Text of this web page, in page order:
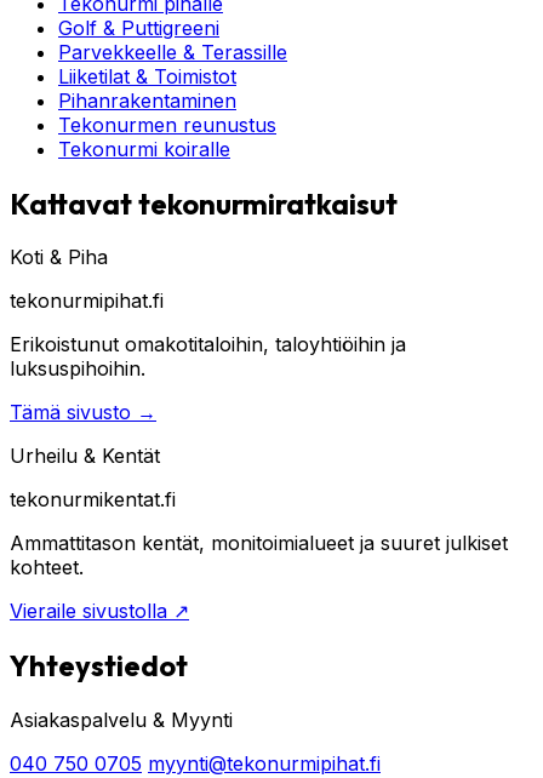
Golf & Puttigreeni
Parvekkeelle & Terassille
Liiketilat & Toimistot
Pihanrakentaminen
Tekonurmen reunustus
Tekonurmi koiralle
Kattavat tekonurmiratkaisut
Koti & Piha
tekonurmipihat.fi
Erikoistunut omakotitaloihin, taloyhtiöihin ja
luksuspihoihin.
Tämä sivusto →
Urheilu & Kentät
tekonurmikentat.fi
Ammattitason kentät, monitoimialueet ja suuret julkiset
kohteet.
Vieraile sivustolla ↗
Yhteystiedot
Asiakaspalvelu & Myynti
040 750 0705 myynti@tekonurmipihat.fi